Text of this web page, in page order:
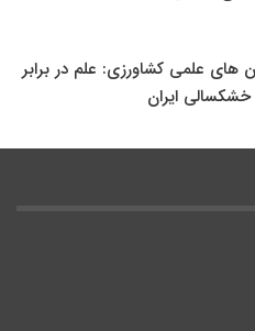
های علمی کشاورزی: علم در برابر
خشکسالی ایران